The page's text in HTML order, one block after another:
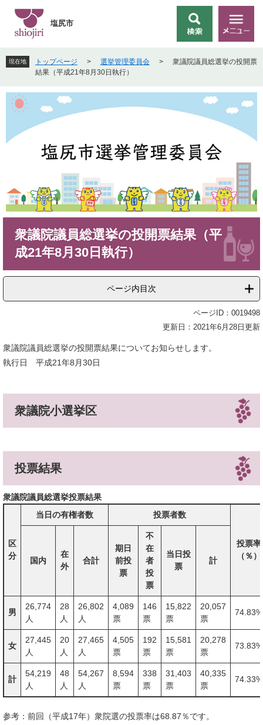
先
頭
す
を
飛
し
へ
索
メ
ニ
ー
塩尻市
現在地 トップページ > 選挙管理委員会 >
衆議院議員総選挙の投開票
結果（平成21年8月30日執行）
衆議院議員総選挙の投開票結果（平
成21年8月30日執行）
ページ内目次
ページID：0019498
更新日：2021年6月28日更新
衆議院議員総選挙の投開票結果についてお知らせします。
執行日 平成21年8月30日
衆議院小選挙区
投票結果
衆議院議員総選挙投票結果
区
分
当日の有権者数 投票者数
投票率
（％）
国内
在
外
合計
期日
前投
票
不
在
者
投
票
当日投
票
計
男
26,774
人
28
人
26,802
人
4,089
票
146
票
15,822
票
20,057
票
74.83%
女
27,445
人
20
人
27,465
人
4,505
票
192
票
15,581
票
20,278
票
73.83%
計
54,219
人
48
人
54,267
人
8,594
票
338
票
31,403
票
40,335
票
74.33%
参考：前回（平成17年）衆院選の投票率は68.87％です。